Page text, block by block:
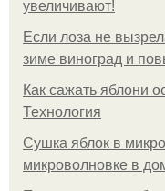
увеличивают!
Если лоза не
зиме виноград и
Как сажать яблони
Технология
Сушка яблок в
микроволновке в